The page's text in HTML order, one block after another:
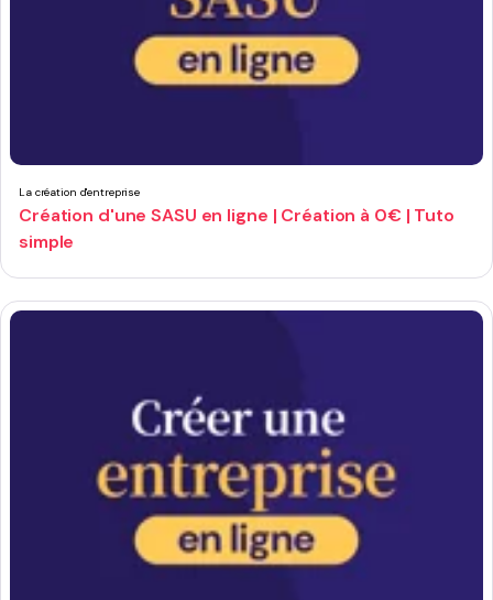
La création d'entreprise
Création d'une SASU en ligne | Création à 0€ | Tuto
simple